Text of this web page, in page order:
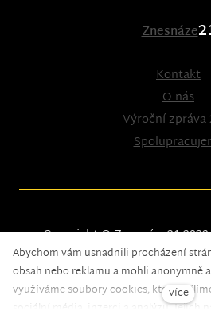
Znesnáze
Kontakt
O nás
Výroční zpráva
Copyright © Znesnáze21 2023
solidpixels.
Abychom vám usnadnili procházení
obsah nebo reklamu a mohli anonymně
využíváme soubory cookies, které
sociální média, inzerci a analýzu. Jejich
více